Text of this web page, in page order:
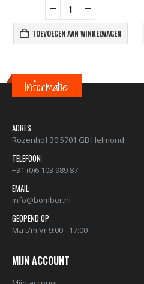
TOEVOEGEN AAN WINKELWAGEN
Informatie:
ADRES:
Rozenhof 30 5701 GB Helmond
TELEFOON:
+31 (0)6 103 989 87
EMAIL:
info@bomber.nl
GEOPEND OP:
Ma t/m Vr 9:00 - 17:00
MIJN ACCOUNT